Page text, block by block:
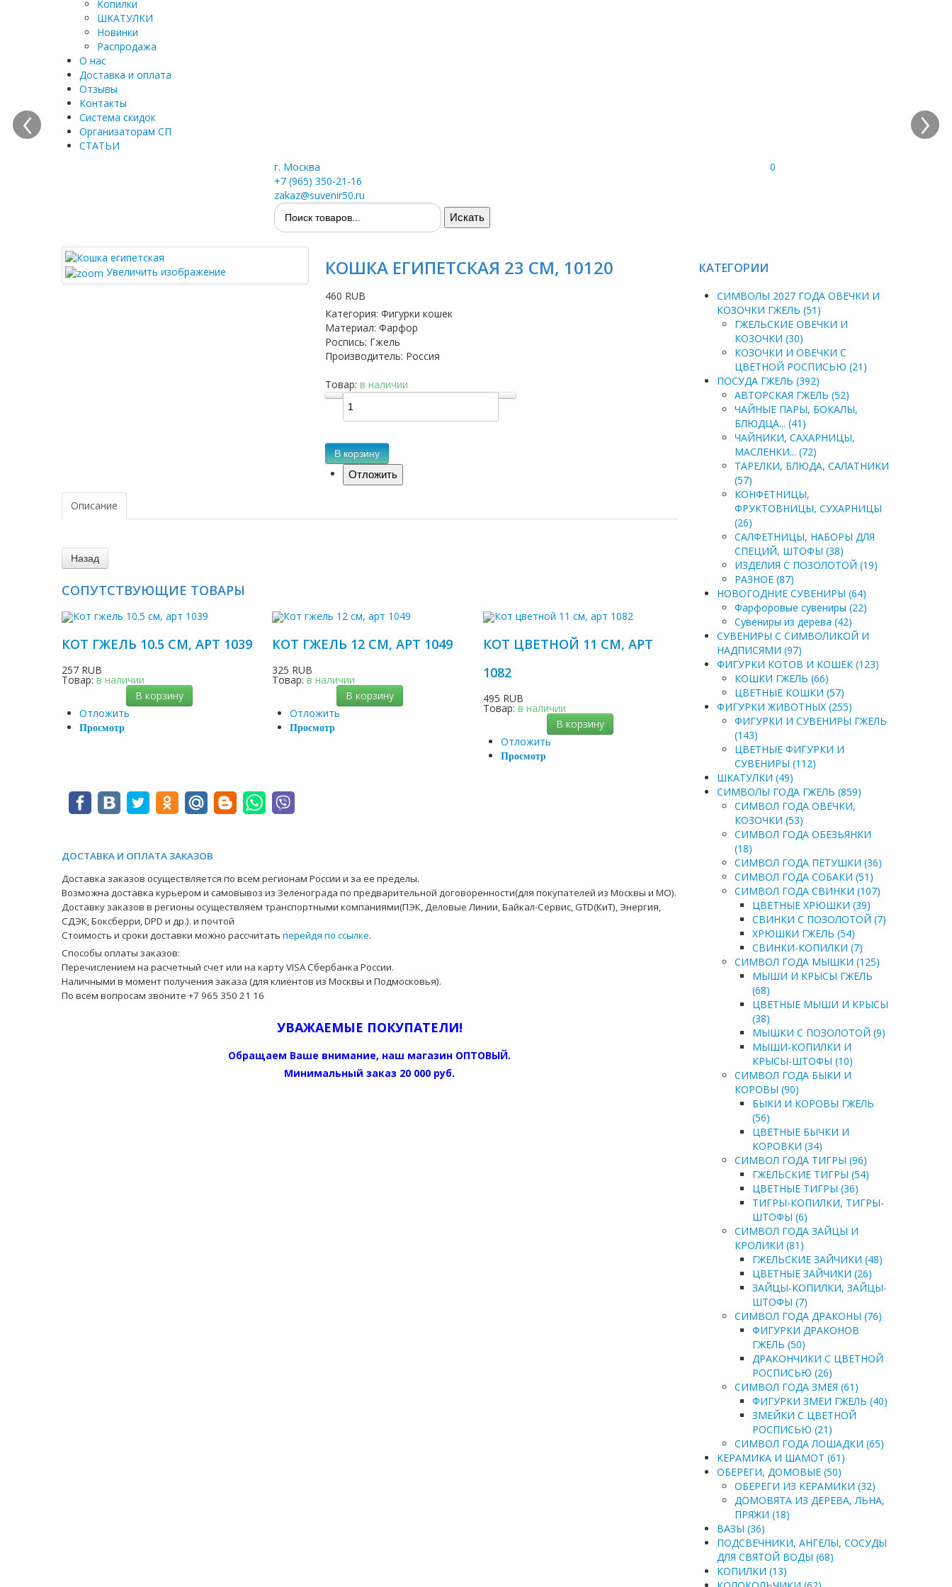
Копилки
ШКАТУЛКИ
Новинки
Распродажа
О нас
Доставка и оплата
Отзывы
Контакты
Система скидок
Организаторам СП
СТАТЬИ
г. Москва
+7 (965) 350-21-16
zakaz@suvenir50.ru
0
Увеличить изображение КОШКА ЕГИПЕТСКАЯ 23 СМ, 10120
460 RUB
Категория: Фигурки кошек
Материал: Фарфор
Роспись: Гжель
Производитель: Россия
Товар: в наличии
В корзину
Описание
СОПУТСТВУЮЩИЕ ТОВАРЫ
КОТ ГЖЕЛЬ 10.5 СМ, АРТ 1039
257 RUB
Товар: в наличии
В корзину
Отложить
Просмотр
КОТ ГЖЕЛЬ 12 СМ, АРТ 1049
325 RUB
Товар:в наличии
В корзину
Отложить
Просмотр
КОТ ЦВЕТНОЙ 11 СМ, АРТ
1082
495 RUB
Товар: в наличии
В корзину
Отложить
Просмотр
‹ ›
ДОСТАВКА И ОПЛАТА ЗАКАЗОВ
Доставка заказов осуществляется по всем регионам России и за ее пределы.
Возможна доставка курьером и самовывоз из Зеленограда по предварительной договоренности(для покупателей из Москвы и МО).
Доставку заказов в регионы осуществляем транспортными компаниями(ПЭК, Деловые Линии, Байкал-Сервис, GTD(КиТ), Энергия,
СДЭК, Боксберри, DPD и др.). и почтой
Стоимость и сроки доставки можно рассчитать перейдя по ссылке.
Способы оплаты заказов:
Перечислением на расчетный счет или на карту VISA Сбербанка России.
Наличными в момент получения заказа (для клиентов из Москвы и Подмосковья).
По всем вопросам звоните +7 965 350 21 16
УВАЖАЕМЫЕ ПОКУПАТЕЛИ!
Обращаем Ваше внимание, наш магазин ОПТОВЫЙ.
Минимальный заказ 20 000 руб.
КАТЕГОРИИ
СИМВОЛЫ 2027 ГОДА ОВЕЧКИ И
КОЗОЧКИ ГЖЕЛЬ (51)
ГЖЕЛЬСКИЕ ОВЕЧКИ И
КОЗОЧКИ (30)
КОЗОЧКИ И ОВЕЧКИ С
ЦВЕТНОЙ РОСПИСЬЮ (21)
ПОСУДА ГЖЕЛЬ (392)
АВТОРСКАЯ ГЖЕЛЬ (52)
ЧАЙНЫЕ ПАРЫ, БОКАЛЫ,
БЛЮДЦА... (41)
ЧАЙНИКИ, САХАРНИЦЫ,
МАСЛЕНКИ... (72)
ТАРЕЛКИ, БЛЮДА, САЛАТНИКИ
(57)
КОНФЕТНИЦЫ,
ФРУКТОВНИЦЫ, СУХАРНИЦЫ
(26)
САЛФЕТНИЦЫ, НАБОРЫ ДЛЯ
СПЕЦИЙ, ШТОФЫ (38)
ИЗДЕЛИЯ С ПОЗОЛОТОЙ (19)
РАЗНОЕ (87)
НОВОГОДНИЕ СУВЕНИРЫ (64)
Фарфоровые сувениры (22)
Сувениры из дерева (42)
СУВЕНИРЫ С СИМВОЛИКОЙ И
НАДПИСЯМИ (97)
ФИГУРКИ КОТОВ И КОШЕК (123)
КОШКИ ГЖЕЛЬ (66)
ЦВЕТНЫЕ КОШКИ (57)
ФИГУРКИ ЖИВОТНЫХ (255)
ФИГУРКИ И СУВЕНИРЫ ГЖЕЛЬ
(143)
ЦВЕТНЫЕ ФИГУРКИ И
СУВЕНИРЫ (112)
ШКАТУЛКИ (49)
СИМВОЛЫ ГОДА ГЖЕЛЬ (859)
СИМВОЛ ГОДА ОВЕЧКИ,
КОЗОЧКИ (53)
СИМВОЛ ГОДА ОБЕЗЬЯНКИ
(18)
СИМВОЛ ГОДА ПЕТУШКИ (36)
СИМВОЛ ГОДА СОБАКИ (51)
СИМВОЛ ГОДА СВИНКИ (107)
ЦВЕТНЫЕ ХРЮШКИ (39)
СВИНКИ С ПОЗОЛОТОЙ (7)
ХРЮШКИ ГЖЕЛЬ (54)
СВИНКИ-КОПИЛКИ (7)
СИМВОЛ ГОДА МЫШКИ (125)
МЫШИ И КРЫСЫ ГЖЕЛЬ
(68)
ЦВЕТНЫЕ МЫШИ И КРЫСЫ
(38)
МЫШКИ С ПОЗОЛОТОЙ (9)
МЫШИ-КОПИЛКИ И
КРЫСЫ-ШТОФЫ (10)
СИМВОЛ ГОДА БЫКИ И
КОРОВЫ (90)
БЫКИ И КОРОВЫ ГЖЕЛЬ
(56)
ЦВЕТНЫЕ БЫЧКИ И
КОРОВКИ (34)
СИМВОЛ ГОДА ТИГРЫ (96)
ГЖЕЛЬСКИЕ ТИГРЫ (54)
ЦВЕТНЫЕ ТИГРЫ (36)
ТИГРЫ-КОПИЛКИ, ТИГРЫ-
ШТОФЫ (6)
СИМВОЛ ГОДА ЗАЙЦЫ И
КРОЛИКИ (81)
ГЖЕЛЬСКИЕ ЗАЙЧИКИ (48)
ЦВЕТНЫЕ ЗАЙЧИКИ (26)
ЗАЙЦЫ-КОПИЛКИ, ЗАЙЦЫ-
ШТОФЫ (7)
СИМВОЛ ГОДА ДРАКОНЫ (76)
ФИГУРКИ ДРАКОНОВ
ГЖЕЛЬ (50)
ДРАКОНЧИКИ С ЦВЕТНОЙ
РОСПИСЬЮ (26)
СИМВОЛ ГОДА ЗМЕЯ (61)
ФИГУРКИ ЗМЕИ ГЖЕЛЬ (40)
ЗМЕЙКИ С ЦВЕТНОЙ
РОСПИСЬЮ (21)
СИМВОЛ ГОДА ЛОШАДКИ (65)
КЕРАМИКА И ШАМОТ (61)
ОБЕРЕГИ, ДОМОВЫЕ (50)
ОБЕРЕГИ ИЗ КЕРАМИКИ (32)
ДОМОВЯТА ИЗ ДЕРЕВА, ЛЬНА,
ПРЯЖИ (18)
ВАЗЫ (36)
ПОДСВЕЧНИКИ, АНГЕЛЫ, СОСУДЫ
ДЛЯ СВЯТОЙ ВОДЫ (68)
КОПИЛКИ (13)